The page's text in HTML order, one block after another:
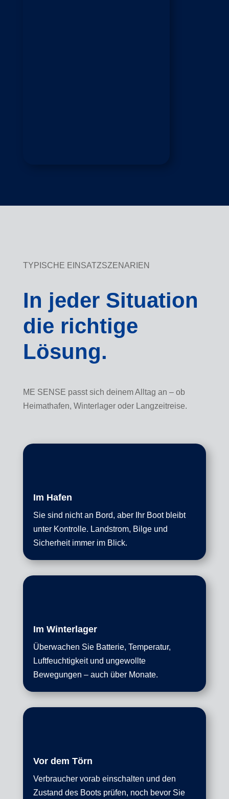
TYPISCHE EINSATZSZENARIEN
In jeder Situation
die richtige
Lösung.
ME SENSE passt sich deinem Alltag an – ob
Heimathafen, Winterlager oder Langzeitreise.
Im Hafen
Sie sind nicht an Bord, aber Ihr Boot bleibt
unter Kontrolle. Landstrom, Bilge und
Sicherheit immer im Blick.
Im Winterlager
Überwachen Sie Batterie, Temperatur,
Luftfeuchtigkeit und ungewollte
Bewegungen – auch über Monate.
Vor dem Törn
Verbraucher vorab einschalten und den
Zustand des Boots prüfen, noch bevor Sie